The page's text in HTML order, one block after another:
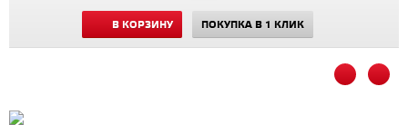
В КОРЗИНУ ПОКУПКА В 1 КЛИК